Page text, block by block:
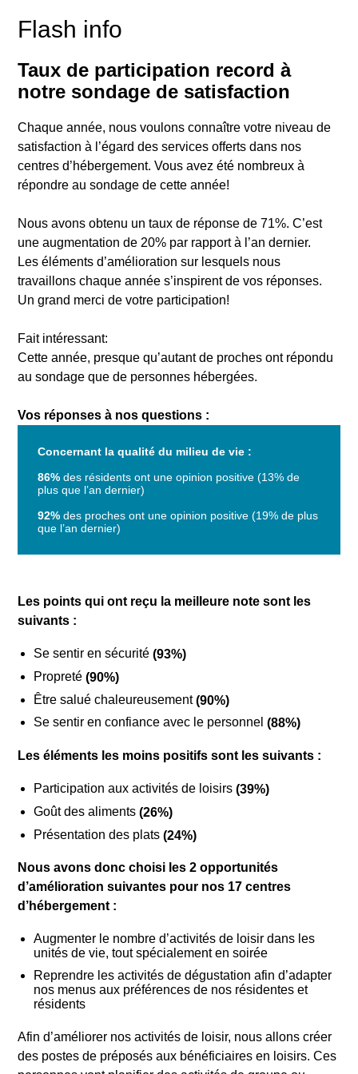
Flash info
Taux de participation record à
notre sondage de satisfaction
Chaque année, nous voulons connaître votre niveau de
satisfaction à l’égard des services offerts dans nos
centres d’hébergement. Vous avez été nombreux à
répondre au sondage de cette année!
Nous avons obtenu un taux de réponse de 71%. C’est
une augmentation de 20% par rapport à l’an dernier.
Les éléments d’amélioration sur lesquels nous
travaillons chaque année s’inspirent de vos réponses.
Un grand merci de votre participation!
Fait intéressant:
Cette année, presque qu’autant de proches ont répondu
au sondage que de personnes hébergées.
Vos réponses à nos questions :
Concernant la qualité du milieu de vie :
86%des résidents ont une opinion positive (13% de
plus que l’an dernier)
92%des proches ont une opinion positive (19% de plus
que l’an dernier)
Les points qui ont reçu la meilleure note sont les
suivants :
Se sentir en sécurité(93%)
Propreté(90%)
Être salué chaleureusement(90%)
Se sentir en confiance avec le personnel(88%)
Les éléments les moins positifs sont les suivants :
Participation aux activités de loisirs(39%)
Goût des aliments(26%)
Présentation des plats(24%)
Nous avons donc choisi les 2 opportunités
d’amélioration suivantes pour nos 17 centres
d’hébergement :
Augmenter le nombre d’activités de loisir dans les
unités de vie, tout spécialement en soirée
Reprendre les activités de dégustation afin d’adapter
nos menus aux préférences de nos résidentes et
résidents
Afin d’améliorer nos activités de loisir, nous allons créer
des postes de préposés aux bénéficiaires en loisirs. Ces